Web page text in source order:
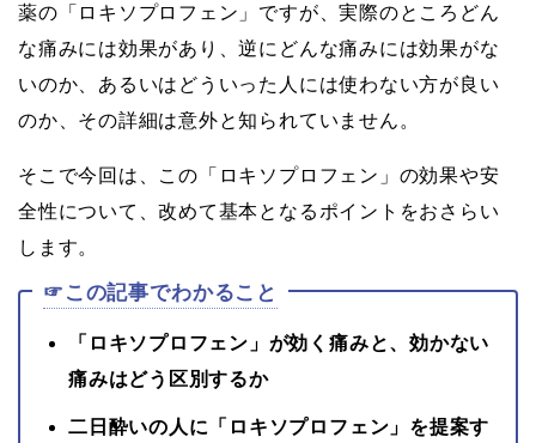
薬の「ロキソプロフェン」ですが、実際のところどん
な痛みには効果があり、逆にどんな痛みには効果がな
いのか、あるいはどういった人には使わない方が良い
のか、その詳細は意外と知られていません。
そこで今回は、この「ロキソプロフェン」の効果や安
全性について、改めて基本となるポイントをおさらい
します。
☞この記事でわかること
「ロキソプロフェン」が効く痛みと、効かない
痛みはどう区別するか
二日酔いの人に「ロキソプロフェン」を提案す